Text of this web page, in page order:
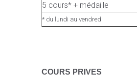
5 cours* + médaille
* du lundi au vendredi
COURS PRIVES